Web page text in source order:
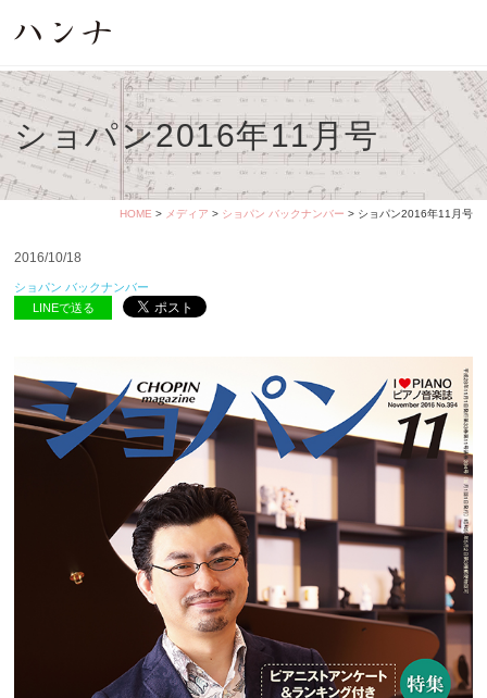
ショパン2016年11月号
HOME > メディア > ショパン バックナンバー > ショパン2016年11月号
2016/10/18
ショパン バックナンバー
LINEで送る